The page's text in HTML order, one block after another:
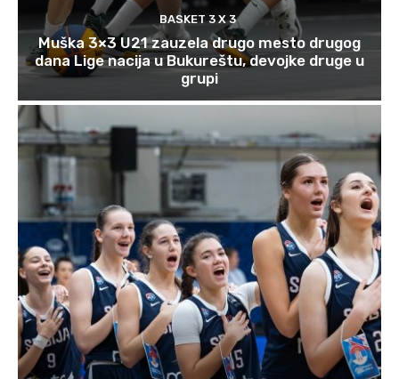
BASKET 3 X 3
Muška 3×3 U21 zauzela drugo mesto drugog
dana Lige nacija u Bukureštu, devojke druge u
grupi